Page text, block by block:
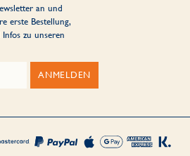
an und
erste Bestellung,
zu unseren
ANMELDEN